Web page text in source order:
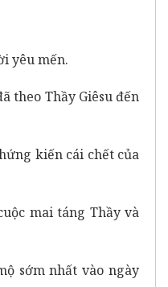
yêu mến.
theo Thầy Giêsu đến
kiến cái chết của
mai táng Thầy và
sớm nhất vào ngày